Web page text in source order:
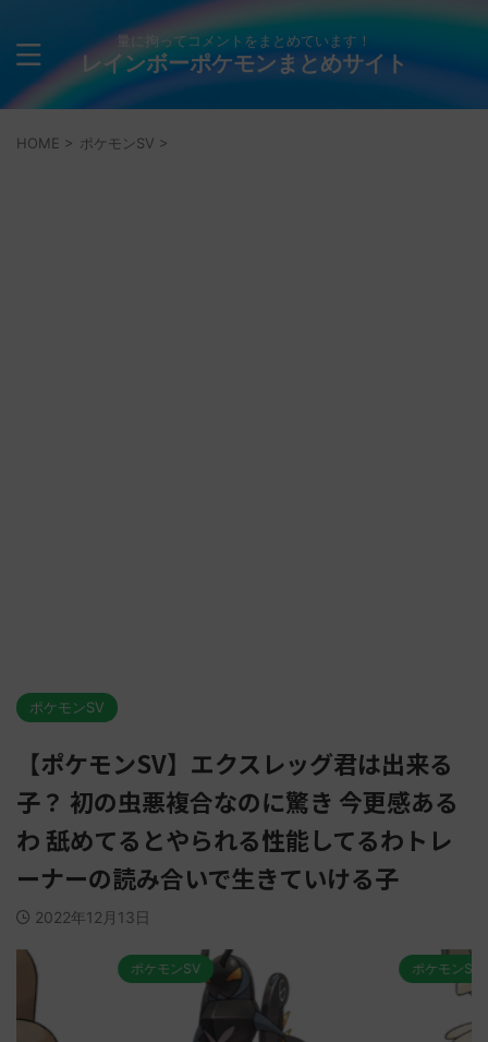
量に拘ってコメントをまとめています！
レインボーポケモンまとめサイト
HOME > ポケモンSV >
ポケモンSV
【ポケモンSV】エクスレッグ君は出来る
子？ 初の虫悪複合なのに驚き 今更感ある
わ 舐めてるとやられる性能してるわトレ
ーナーの読み合いで生きていける子
2022年12月13日
ポケモンSV ポケモンSV